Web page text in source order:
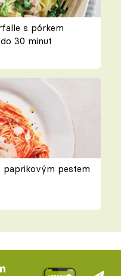
s pórkem
30 minut
paprikovým pestem